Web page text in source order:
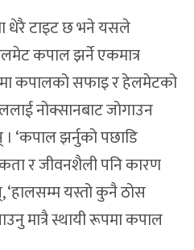
धेरै टाइट छ भने यसले
कपाल झर्ने एकमात्र
कपालको सफाइ र हेलमेटको
नोक्सानबाट जोगाउन
‘कपाल झर्नुको पछाडि
र जीवनशैली पनि कारण
यस्तो कुनै ठोस
मात्रै स्थायी रूपमा कपाल